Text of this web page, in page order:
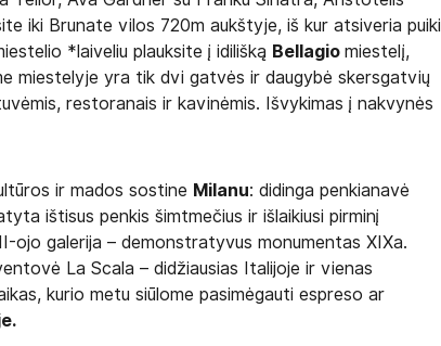
iki Brunate vilos 720m aukštyje, iš kur atsiveria puiki
*laiveliu plauksite į idilišką Bellagiomiestelį,
miestelyje yra tik dvi gatvės ir daugybė skersgatvių
restoranais ir kavinėmis. Išvykimas į nakvynės
ir mados sostine Milanu: didinga penkianavė
ištisus penkis šimtmečius ir išlaikiusi pirminį
ojo galerija – demonstratyvus monumentas XIXa.
La Scala – didžiausias Italijoje ir vienas
kurio metu siūlome pasimėgauti espreso ar